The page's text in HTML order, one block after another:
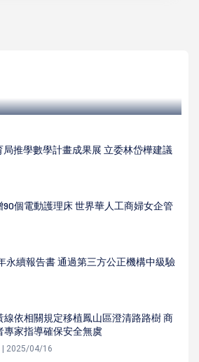
推學數學計畫成果展 立委林岱樺建議
個電動護理床 世界華人工商婦女企管
永續報告書 通過第三方公正機構中級驗
線依相關規定移植鳳山區澄清路路樹 商
專家指導確保安全無虞
| 2025/04/16